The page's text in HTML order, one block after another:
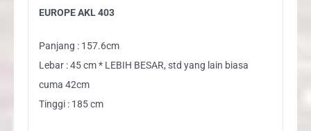
EUROPE AKL 403
Panjang : 157.6cm
Lebar : 45 cm * LEBIH BESAR, std yang lain biasa
cuma 42cm
Tinggi : 185 cm